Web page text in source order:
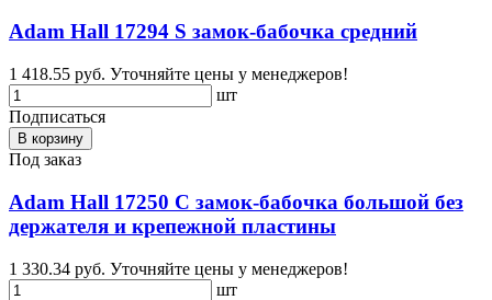
Adam Hall 17294 S замок-бабочка средний
1 418.55 руб. Уточняйте цены у менеджеров!
шт
Подписаться
В корзину
Под заказ
Adam Hall 17250 C замок-бабочка большой без
держателя и крепежной пластины
1 330.34 руб. Уточняйте цены у менеджеров!
шт